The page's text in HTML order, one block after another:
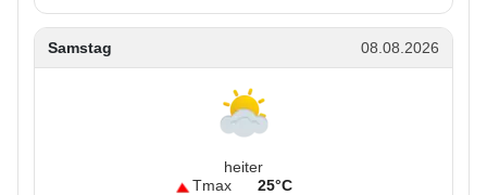
Samstag 08.08.2026
heiter
Tmax
25°C